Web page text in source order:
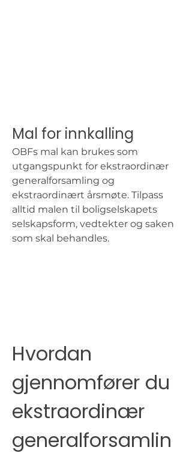
Mal for innkalling
OBFs mal kan brukes som
utgangspunkt for ekstraordinær
generalforsamling og
ekstraordinært årsmøte. Tilpass
alltid malen til boligselskapets
selskapsform, vedtekter og saken
som skal behandles.
Hvordan
gjennomfører du
ekstraordinær
generalforsamlin